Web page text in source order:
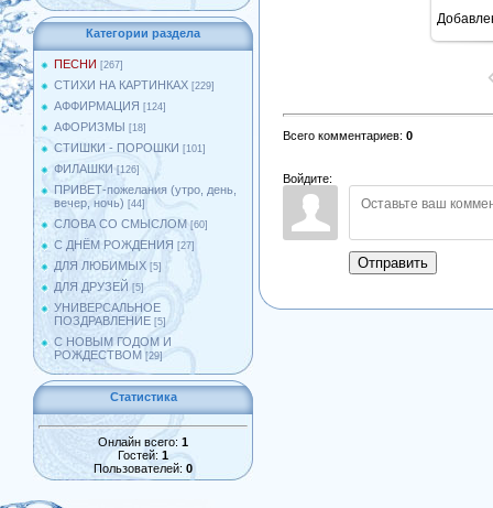
Категории раздела
ПЕСНИ [267]
СТИХИ НА КАРТИНКАХ [229]
АФФИРМАЦИЯ [124]
АФОРИЗМЫ [18]
СТИШКИ - ПОРОШКИ [101]
ФИЛАШКИ [126]
ПРИВЕТ-пожелания (утро, день,
вечер, ночь) [44]
СЛОВА СО СМЫСЛОМ [60]
С ДНЁМ РОЖДЕНИЯ [27]
ДЛЯ ЛЮБИМЫХ [5]
ДЛЯ ДРУЗЕЙ [5]
УНИВЕРСАЛЬНОЕ
ПОЗДРАВЛЕНИЕ [5]
С НОВЫМ ГОДОМ И
РОЖДЕСТВОМ [29]
Статистика
Онлайн всего: 1
Гостей: 1
Пользователей: 0
Всего комментариев: 0
Войдите:
Отправить